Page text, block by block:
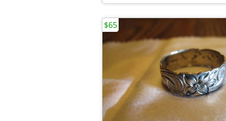
$65